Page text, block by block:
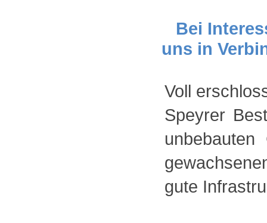
Bei
uns in
Voll
Speyrer
gute